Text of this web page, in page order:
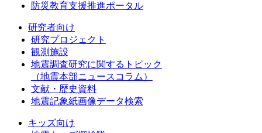
防災教育支援推進ポータル
研究者向け
研究プロジェクト
観測施設
地震調査研究に関するトピック
（地震本部ニュースコラム）
文献・歴史資料
地震記象紙画像データ検索
キッズ向け